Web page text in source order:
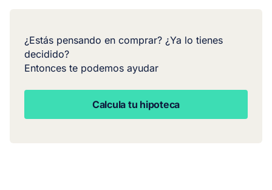
¿Estás pensando en comprar? ¿Ya lo tienes
decidido?
Entonces te podemos ayudar
Calcula tu hipoteca